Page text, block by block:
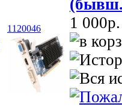
1120046
(бывш.
1 000p.